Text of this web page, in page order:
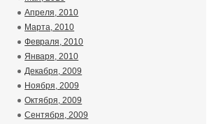
Апреля, 2010
Марта, 2010
Февраля, 2010
Января, 2010
Декабря, 2009
Ноября, 2009
Октября, 2009
Сентября, 2009